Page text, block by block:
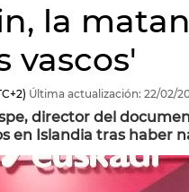
la
vascos'
Última actualización: 22/02/
director del
en Islandia tras haber